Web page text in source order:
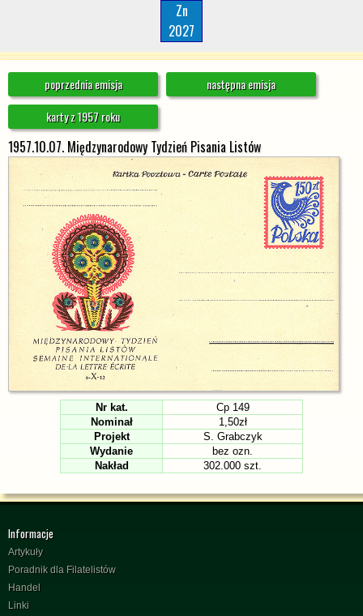
Zn
2027
poprzednia emisja
następna emisja
karty z 1957 roku
1957.10.07. Międzynarodowy Tydzień Pisania Listów
Nr kat.
Cp 149
Nominał
1,50zł
Projekt
S. Grabczyk
Wydanie
bez ozn.
Nakład
302.000 szt.
Informacje
Artykuły
Poradnik dla Filatelistów
Handel
Linki